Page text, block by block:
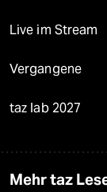
Live im Stream
Vergangene
taz lab 2027
Mehr taz